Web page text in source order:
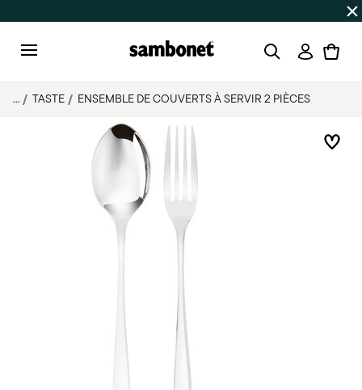
Jusqu'à -50% | Commandes du 7 au 16
... TASTE ENSEMBLE DE COUVERTS À SERVIR 2 PIÈCES